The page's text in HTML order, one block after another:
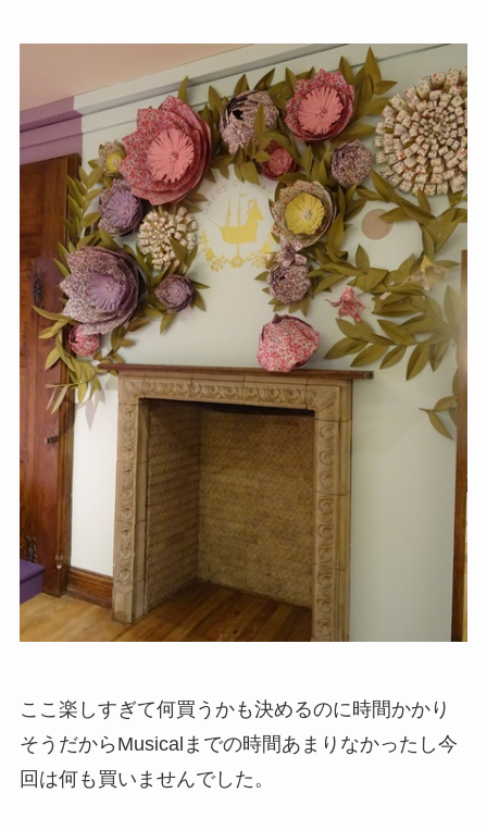
ここ楽しすぎて何買うかも決めるのに時間かかり
そうだからMusicalまでの時間あまりなかったし今
回は何も買いませんでした。